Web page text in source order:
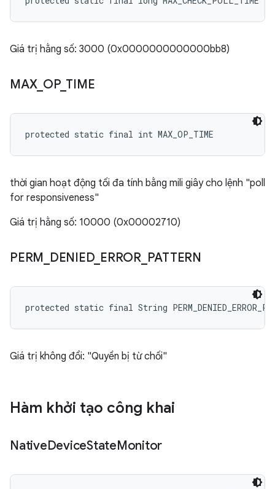
Giá trị hằng số: 3000 (0x0000000000000bb8)
MAX_ OP_ TIME
protected static final int MAX_OP_TIME
thời gian hoạt động tối đa tính bằng mili giây cho lệnh "poll
for responsiveness"
Giá trị hằng số: 10000 (0x00002710)
PERM DENIED_ ERROR_ PATTERN
protected static final String
Giá trị không đổi: "Quyền bị từ chối"
Hàm khởi tạo công khai
NativeDeviceStateMonitor